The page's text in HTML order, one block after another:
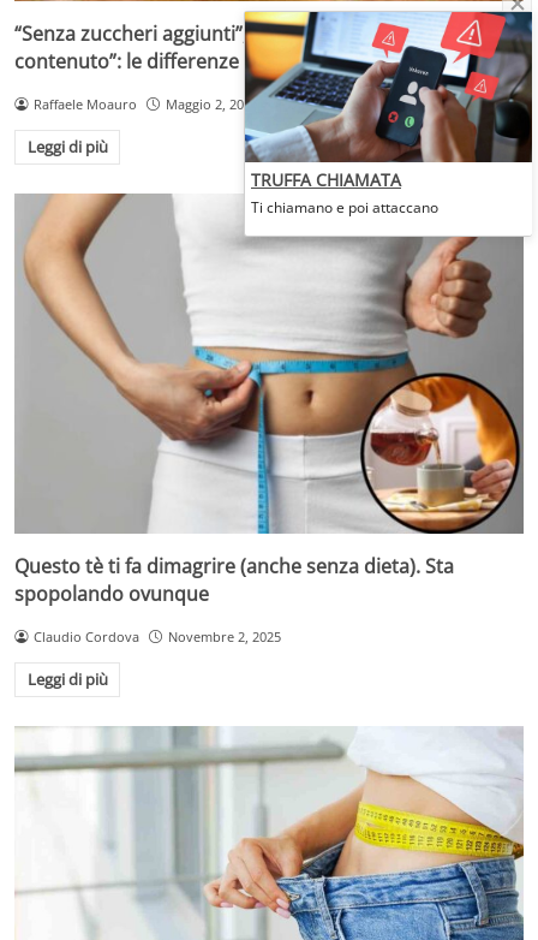
“Senza zuccheri aggiunti”, “senza zuccheri” o “a ridotto
contenuto”: le differenze che cambiano la scelta
Raffaele Moauro Maggio 2, 2026
Leggi di più
Questo tè ti fa dimagrire (anche senza dieta). Sta
spopolando ovunque
Claudio Cordova Novembre 2, 2025
Leggi di più
TRUFFA CHIAMATA
Ti chiamano e poi attaccano